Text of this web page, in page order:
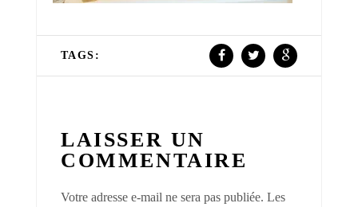
TAGS:
LAISSER UN
COMMENTAIRE
Votre adresse e-mail ne sera pas publiée. Les